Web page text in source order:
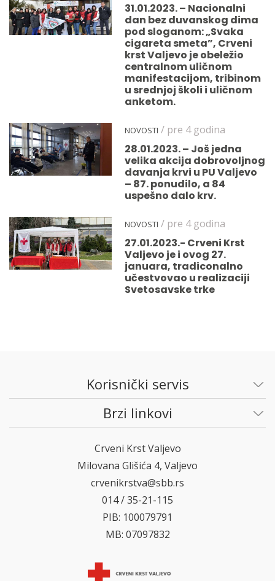
31.01.2023. – Nacionalni
dan bez duvanskog dima
pod sloganom: „Svaka
cigareta smeta”, Crveni
krst Valjevo je obeležio
centralnom uličnom
manifestacijom, tribinom
u srednjoj školi i uličnom
anketom.
NOVOSTI / pre 4 godina
28.01.2023. – Još jedna
velika akcija dobrovoljnog
davanja krvi u PU Valjevo
– 87. ponudilo, a 84
uspešno dalo krv.
NOVOSTI / pre 4 godina
27.01.2023.- Crveni Krst
Valjevo je i ovog 27.
januara, tradiconalno
učestvovao u realizaciji
Svetosavske trke
Korisnički servis
Brzi linkovi
Crveni Krst Valjevo
Milovana Glišića 4, Valjevo
crvenikrstva@sbb.rs
014 / 35-21-115
PIB: 100079791
MB: 07097832